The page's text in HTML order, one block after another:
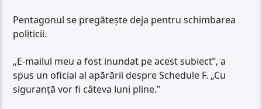
Pentagonul se pregătește deja pentru schimbarea
politicii.
„E-mailul meu a fost inundat pe acest subiect”, a
spus un oficial al apărării despre Schedule F. „Cu
siguranță vor fi câteva luni pline.”